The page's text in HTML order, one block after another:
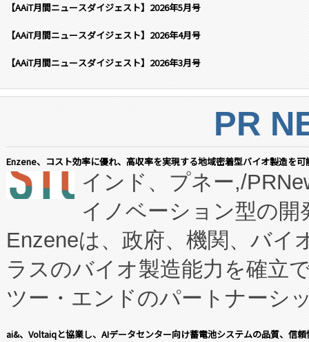
【AAiT月間ニュースダイジェスト】2026年5月号
【AAiT月間ニュースダイジェスト】2026年4月号
【AAiT月間ニュースダイジェスト】2026年3月号
PR
Enzene、コスト効率に優れ、高収率を実現する地域密着型バイオ製造を
インド、プネー,/
イノベーション型の
Enzeneは、政府、機関、バイ
ラスのバイオ製造能力を確立
ツー・エンドのパートナーシ
表しました。 同社の実績ある
ai&、Voltaiqと協業し、AIデータセンター向け蓄電池システムの品質、信